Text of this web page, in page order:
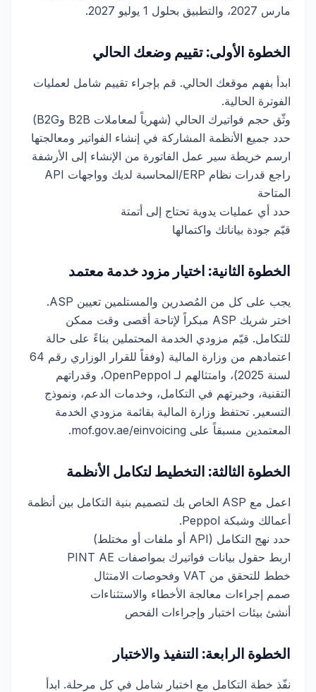
مارس 2027، والتطبيق بحلول 1 يوليو 2027.
الخطوة الأولى: تقييم وضعك الحالي
ابدأ بفهم موقعك الحالي. قم بإجراء تقييم شامل لعمليات
الفوترة الحالية.
وثّق حجم فواتيرك الحالي (شهرياً لمعاملات B2B وB2G)
حدد جميع الأنظمة المشاركة في إنشاء الفواتير ومعالجتها
ارسم خريطة سير عمل الفاتورة من الإنشاء إلى الأرشفة
راجع قدرات نظام ERP/المحاسبة لديك وواجهات API
المتاحة
حدد أي عمليات يدوية تحتاج إلى أتمتة
قيّم جودة بياناتك واكتمالها
الخطوة الثانية: اختيار مزود خدمة معتمد
يجب على كل من المُصدرين والمستلمين تعيين ASP.
اختر شريك ASP مبكراً لإتاحة أقصى وقت ممكن
للتكامل. قيّم مزودي الخدمة المحتملين بناءً على حالة
اعتمادهم من وزارة المالية (وفقاً للقرار الوزاري رقم 64
لسنة 2025)، وامتثالهم لـ OpenPeppol، وقدراتهم
التقنية، وخبرتهم في التكامل، وخدمات الدعم، ونموذج
التسعير. تحتفظ وزارة المالية بقائمة مزودي الخدمة
المعتمدين مسبقاً على mof.gov.ae/einvoicing.
الخطوة الثالثة: التخطيط لتكامل الأنظمة
اعمل مع ASP الخاص بك لتصميم بنية التكامل بين أنظمة
أعمالك وشبكة Peppol.
حدد نهج التكامل (API أو ملفات أو مختلط)
اربط حقول بيانات فواتيرك بمواصفات PINT AE
خطط للتحقق من VAT وفحوصات الامتثال
صمم إجراءات معالجة الأخطاء والاستثناءات
أنشئ بيئات اختبار وإجراءات الفحص
الخطوة الرابعة: التنفيذ والاختبار
نفّذ خطة التكامل مع اختبار شامل في كل مرحلة. ابدأ